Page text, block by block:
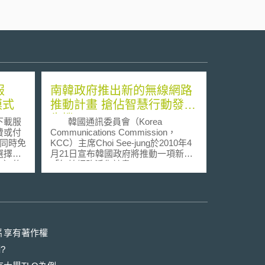
服
或付
時免
擇五
的
人可
希
出影
擇影
載者
南韓政府推出新的無線網路
推動計畫 搶佔智慧行動發展
先機
韓國通訊委員會（Korea
Communications Commission，
KCC）主席Choi See-jung於2010年4
月21日宣布韓國政府將推動一項新的
「無線網路活化計畫」
（comprehensive plans for wireless
所（powerhouse）」。並據此願景規
享有著作權